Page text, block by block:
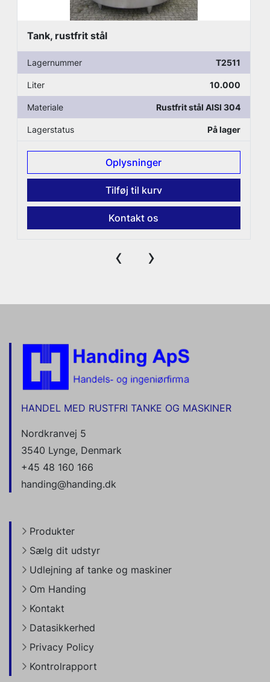
Tank, rustfrit stål
Lagernummer T2511
Liter 10.000
Materiale Rustfrit stål AISI 304
Lagerstatus På lager
Oplysninger
Tilføj til kurv
Kontakt os
‹ ›
HANDEL MED RUSTFRI TANKE OG MASKINER
Nordkranvej 5
3540 Lynge, Denmark
+45 48 160 166
handing@handing.dk
Produkter
Sælg dit udstyr
Udlejning af tanke og maskiner
Om Handing
Kontakt
Datasikkerhed
Privacy Policy
Kontrolrapport